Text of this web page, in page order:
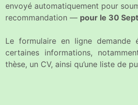
envoyé automatiquement pour
recommandation — pour le 30
Le formulaire en ligne demande
certaines informations,
thèse, un CV, ainsi qu’une liste de